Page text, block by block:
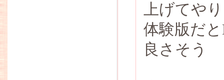
上げてや
体験版だ
良さそう